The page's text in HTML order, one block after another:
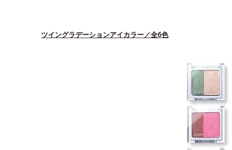
ツイングラデーションアイカラー／全6色